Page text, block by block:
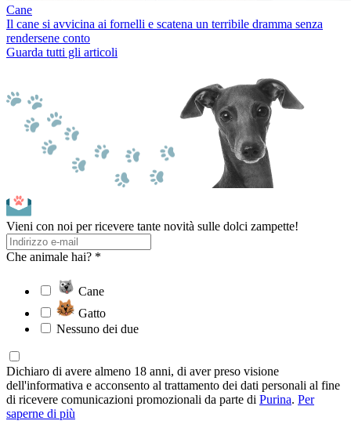
Cane
Il cane si avvicina ai fornelli e scatena un terribile dramma senza
rendersene conto
Guarda tutti gli articoli
Vieni con noi per ricevere tante novità sulle dolci zampette!
Che animale hai? *
Cane
Gatto
Nessuno dei due
Dichiaro di avere almeno 18 anni, di aver preso visione
dell'informativa e acconsento al trattamento dei dati personali al fine
di ricevere comunicazioni promozionali da parte di Purina. Per
saperne di più